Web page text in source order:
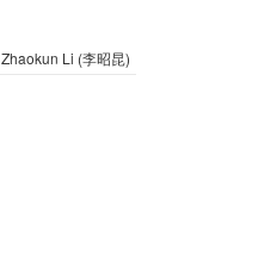
Zhaokun Li (李昭昆)